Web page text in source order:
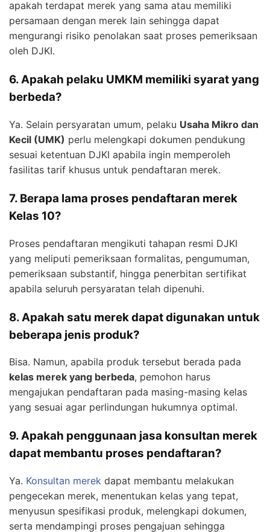
apakah terdapat merek yang sama atau memiliki
persamaan dengan merek lain sehingga dapat
mengurangi risiko penolakan saat proses pemeriksaan
oleh DJKI.
6. Apakah pelaku UMKM memiliki syarat yang
berbeda?
Ya. Selain persyaratan umum, pelaku Usaha Mikro dan
Kecil (UMK) perlu melengkapi dokumen pendukung
sesuai ketentuan DJKI apabila ingin memperoleh
fasilitas tarif khusus untuk pendaftaran merek.
7. Berapa lama proses pendaftaran merek
Kelas 10?
Proses pendaftaran mengikuti tahapan resmi DJKI
yang meliputi pemeriksaan formalitas, pengumuman,
pemeriksaan substantif, hingga penerbitan sertifikat
apabila seluruh persyaratan telah dipenuhi.
8. Apakah satu merek dapat digunakan untuk
beberapa jenis produk?
Bisa. Namun, apabila produk tersebut berada pada
kelas merek yang berbeda, pemohon harus
mengajukan pendaftaran pada masing-masing kelas
yang sesuai agar perlindungan hukumnya optimal.
9. Apakah penggunaan jasa konsultan merek
dapat membantu proses pendaftaran?
Ya. Konsultan merek dapat membantu melakukan
pengecekan merek, menentukan kelas yang tepat,
menyusun spesifikasi produk, melengkapi dokumen,
serta mendampingi proses pengajuan sehingga